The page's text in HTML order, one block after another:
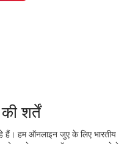
शर्तें
हैं। हम ऑनलाइन जुए के लिए भारतीय